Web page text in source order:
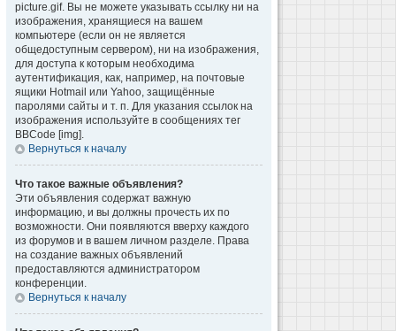
picture.gif. Вы не можете указывать ссылку ни на
изображения, хранящиеся на вашем
компьютере (если он не является
общедоступным сервером), ни на изображения,
для доступа к которым необходима
аутентификация, как, например, на почтовые
ящики Hotmail или Yahoo, защищённые
паролями сайты и т. п. Для указания ссылок на
изображения используйте в сообщениях тег
BBCode [img].
Вернуться к началу
Что такое важные объявления?
Эти объявления содержат важную
информацию, и вы должны прочесть их по
возможности. Они появляются вверху каждого
из форумов и в вашем личном разделе. Права
на создание важных объявлений
предоставляются администратором
конференции.
Вернуться к началу